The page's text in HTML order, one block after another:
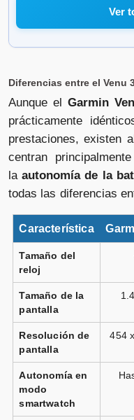
Ver
Vendido
📦 24-48h
Diferencias entre el Venu
Aunque elGarmin
prácticamente
prestaciones, existen
centran
laautonomía de la
todas las diferencias
Característica
Tamaño del
reloj
Tamaño de la
pantalla
Resolución de
pantalla
454
Autonomía en
modo
smartwatch